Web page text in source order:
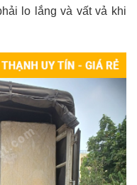
lo lắng và vất vả khi